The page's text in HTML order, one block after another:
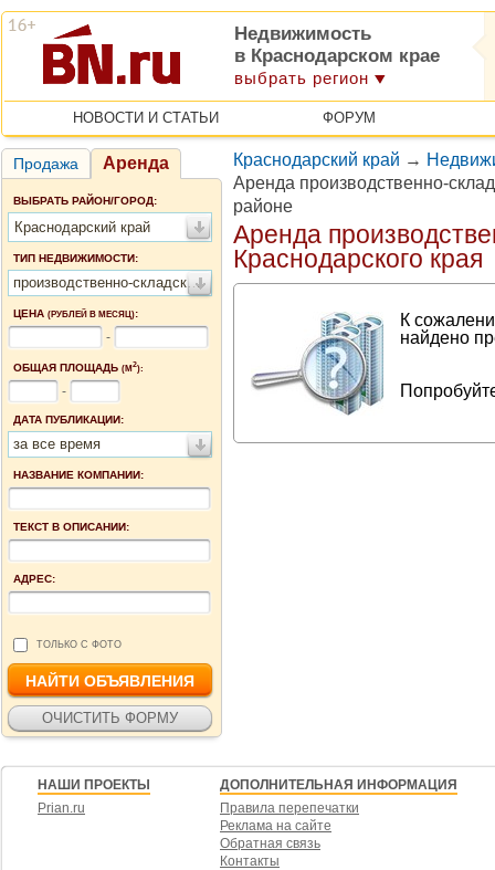
Недвижимость
в Краснодарском крае
выбрать регион
НОВОСТИ И СТАТЬИ ФОРУМ
Продажа Аренда
ВЫБРАТЬ РАЙОН/ГОРОД:
Краснодарский край
ТИП НЕДВИЖИМОСТИ:
производственно-складские помещения
ЦЕНА (РУБЛЕЙ В МЕСЯЦ):
-
ОБЩАЯ ПЛОЩАДЬ (М2):
-
ДАТА ПУБЛИКАЦИИ:
за все время
НАЗВАНИЕ КОМПАНИИ:
ТЕКСТ В ОПИСАНИИ:
АДРЕС:
ТОЛЬКО С ФОТО
Краснодарский край →
Аренда производственно-
районе
Аренда
Краснодарского края
К
найдено
НАШИ ПРОЕКТЫ
Prian.ru
ДОПОЛНИТЕЛЬНАЯ ИНФОРМАЦИЯ
Правила перепечатки
Реклама на сайте
Обратная связь
Контакты